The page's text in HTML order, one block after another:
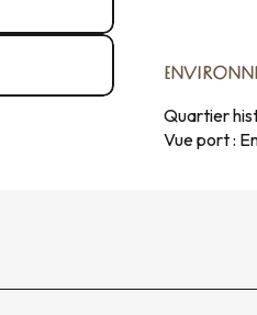
Quartier
Vue port :